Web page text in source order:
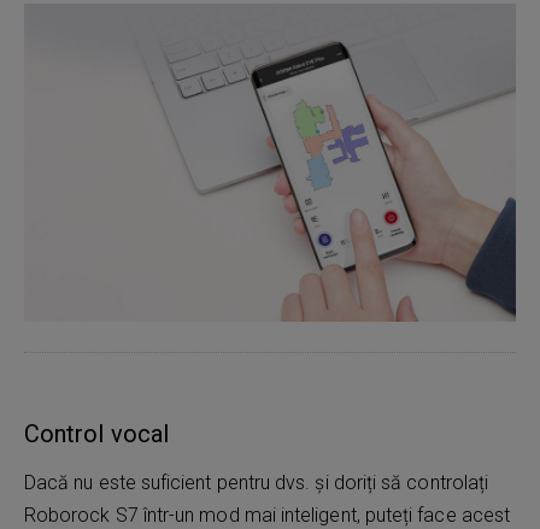
Control vocal
Dacă nu este suficient pentru dvs. și doriți să controlați
Roborock S7 într-un mod mai inteligent, puteți face acest